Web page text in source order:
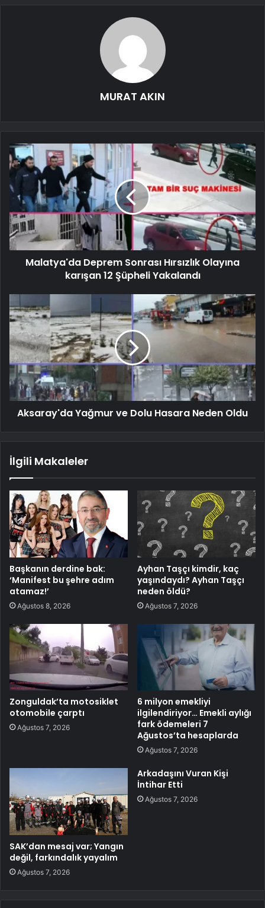
MURAT AKIN
Malatya'da Deprem Sonrası Hırsızlık Olayına
karışan 12 Şüpheli Yakalandı
Aksaray'da Yağmur ve Dolu Hasara Neden Oldu
İlgili Makaleler
Başkanın derdine bak:
‘Manifest bu şehre adım
atamaz!’
Ağustos 8, 2026
Ayhan Taşçı kimdir, kaç
yaşındaydı? Ayhan Taşçı
neden öldü?
Ağustos 7, 2026
Zonguldak’ta motosiklet
otomobile çarptı
Ağustos 7, 2026
6 milyon emekliyi
ilgilendiriyor… Emekli aylığı
fark ödemeleri 7
Ağustos’ta hesaplarda
Ağustos 7, 2026
SAK’dan mesaj var; Yangın
değil, farkındalık yayalım
Ağustos 7, 2026
Arkadaşını Vuran Kişi
İntihar Etti
Ağustos 7, 2026